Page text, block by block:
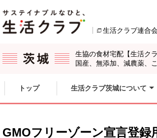
生活クラブ連合
生協の食材宅配【生活クラ
国産、無添加、減農薬、
ューです。
キップする
トップ 生活クラブ茨城について
GMOフリーゾーン宣言登録